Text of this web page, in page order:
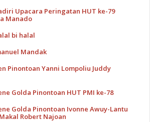
Upacara Peringatan HUT ke-79
Manado
bi halal
Mandak
Pinontoan Yanni Lompoliu Juddy
Golda Pinontoan HUT PMI ke-78
Golda Pinontoan Ivonne Awuy-Lantu
Robert Najoan